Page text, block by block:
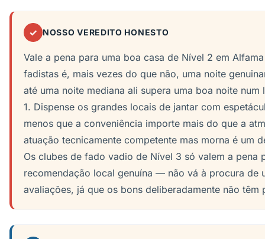
✓ NOSSO VEREDITO HONESTO
Vale a pena para uma boa casa de Nível 2 em
fadistas é, mais vezes do que não, uma noite
até uma noite mediana ali supera uma boa noite
1. Dispense os grandes locais de jantar com
menos que a conveniência importe mais do que a
atuação tecnicamente competente mas morna é um
Os clubes de fado vadio de Nível 3 só valem a pena
recomendação local genuína — não vá à procura de
avaliações, já que os bons deliberadamente não têm